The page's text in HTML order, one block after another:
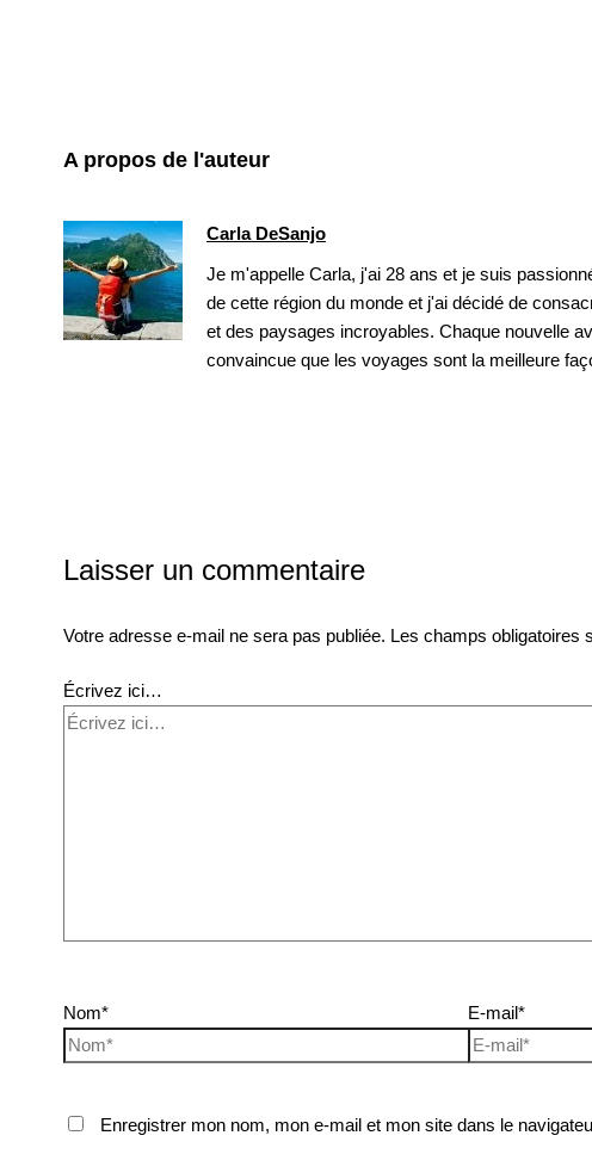
A propos de l'auteur
Carla DeSanjo
Je m'appelle Carla, j'ai 28 ans et je suis
de cette région du monde et j'ai décidé de
et des paysages incroyables. Chaque nouvelle
convaincue que les voyages sont la meilleure
Laisser un commentaire
Votre adresse e-mail ne sera pas publiée. Les champs obligatoires
Écrivez ici…
Nom* E-mail*
Enregistrer mon nom, mon e-mail et mon site dans le